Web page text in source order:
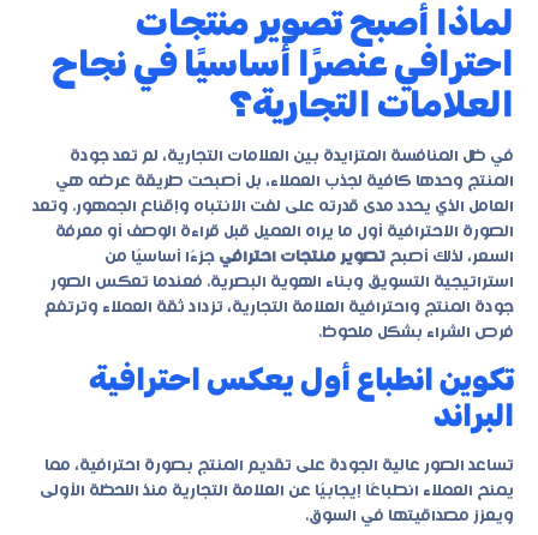
لماذا أصبح تصوير منتجات
احترافي عنصرًا أساسيًا في نجاح
العلامات التجارية؟
في ظل المنافسة المتزايدة بين العلامات التجارية، لم تعد جودة
المنتج وحدها كافية لجذب العملاء، بل أصبحت طريقة عرضه هي
العامل الذي يحدد مدى قدرته على لفت الانتباه وإقناع الجمهور. وتعد
الصورة الاحترافية أول ما يراه العميل قبل قراءة الوصف أو معرفة
السعر، لذلك أصبح تصوير منتجات احترافي جزءًا أساسيًا من
استراتيجية التسويق وبناء الهوية البصرية. فعندما تعكس الصور
جودة المنتج واحترافية العلامة التجارية، تزداد ثقة العملاء وترتفع
فرص الشراء بشكل ملحوظ.
تكوين انطباع أول يعكس احترافية
البراند
تساعد الصور عالية الجودة على تقديم المنتج بصورة احترافية، مما
يمنح العملاء انطباعًا إيجابيًا عن العلامة التجارية منذ اللحظة الأولى
ويعزز مصداقيتها في السوق.